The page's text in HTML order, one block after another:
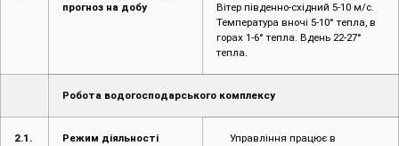
прогноз на добу
Вітер південно-східний 5-10 м/с.
Температура вночі 5-10° тепла, в
горах 1-6° тепла. Вдень 22-27°
тепла.
Робота водогосподарського комплексу
2.1. Режим діяльності
Управління працює в